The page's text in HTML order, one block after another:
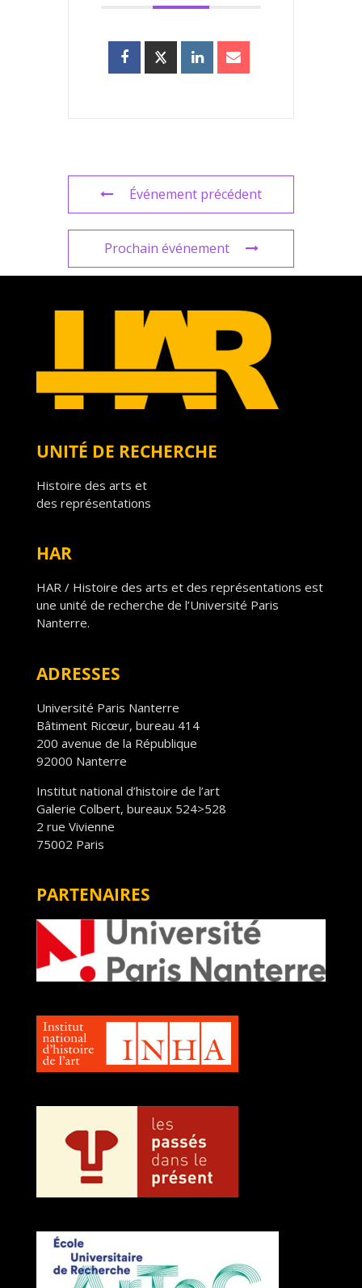
Événement précédent
Prochain événement
UNITÉ DE RECHERCHE
Histoire des arts et
des représentations
HAR
HAR / Histoire des arts et des représentations est
une unité de recherche de l’Université Paris
Nanterre.
ADRESSES
Université Paris Nanterre
Bâtiment Ricœur, bureau 414
200 avenue de la République
92000 Nanterre
Institut national d’histoire de l’art
Galerie Colbert, bureaux 524>528
2 rue Vivienne
75002 Paris
PARTENAIRES